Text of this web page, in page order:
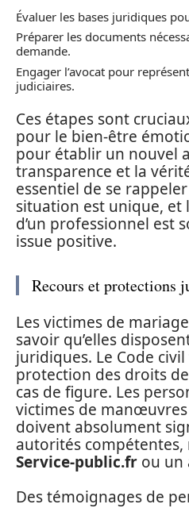
Évaluer les bases juridiques
Préparer les documents
demande.
Engager l’avocat pour
judiciaires.
Ces étapes sont
pour le bien-être
pour établir un nouvel
transparence et la
essentiel de se
situation est unique, et
d’un professionnel est
issue positive.
Recours et protections
Les victimes de
savoir qu’elles
juridiques. Le Code
protection des droits
cas de figure. Les
victimes de
doivent absolument
autorités
Service-public.fr ou un
Des témoignages de